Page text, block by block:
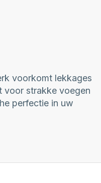
voorkomt lekkages
voor strakke voegen
perfectie in uw